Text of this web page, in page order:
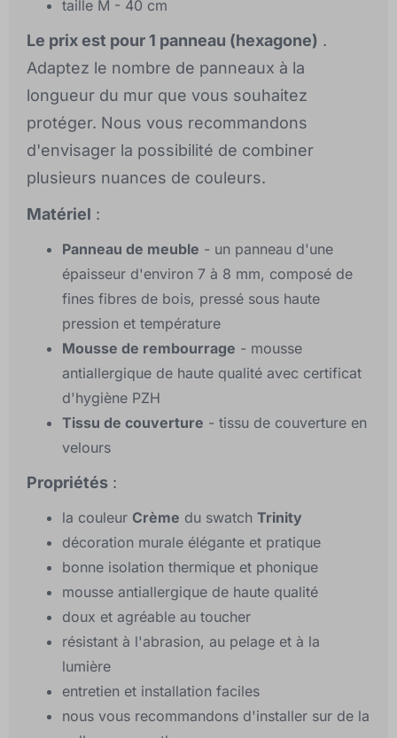
taille M - 40 cm
Le prix est pour 1 panneau (hexagone) .
Adaptez le nombre de panneaux à la
longueur du mur que vous souhaitez
protéger. Nous vous recommandons
d'envisager la possibilité de combiner
plusieurs nuances de couleurs.
Matériel :
Panneau de meuble - un panneau d'une
épaisseur d'environ 7 à 8 mm, composé de
fines fibres de bois, pressé sous haute
pression et température
Mousse de rembourrage - mousse
antiallergique de haute qualité avec certificat
d'hygiène PZH
Tissu de couverture - tissu de couverture en
velours
Propriétés :
la couleur Crème du swatch Trinity
décoration murale élégante et pratique
bonne isolation thermique et phonique
mousse antiallergique de haute qualité
doux et agréable au toucher
résistant à l'abrasion, au pelage et à la
lumière
entretien et installation faciles
nous vous recommandons d'installer sur de la